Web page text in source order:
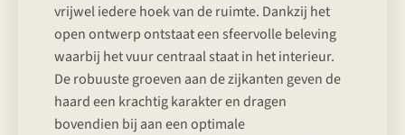
vrijwel iedere hoek van de ruimte. Dankzij het
open ontwerp ontstaat een sfeervolle beleving
waarbij het vuur centraal staat in het interieur.
De robuuste groeven aan de zijkanten geven de
haard een krachtig karakter en dragen
bovendien bij aan een optimale